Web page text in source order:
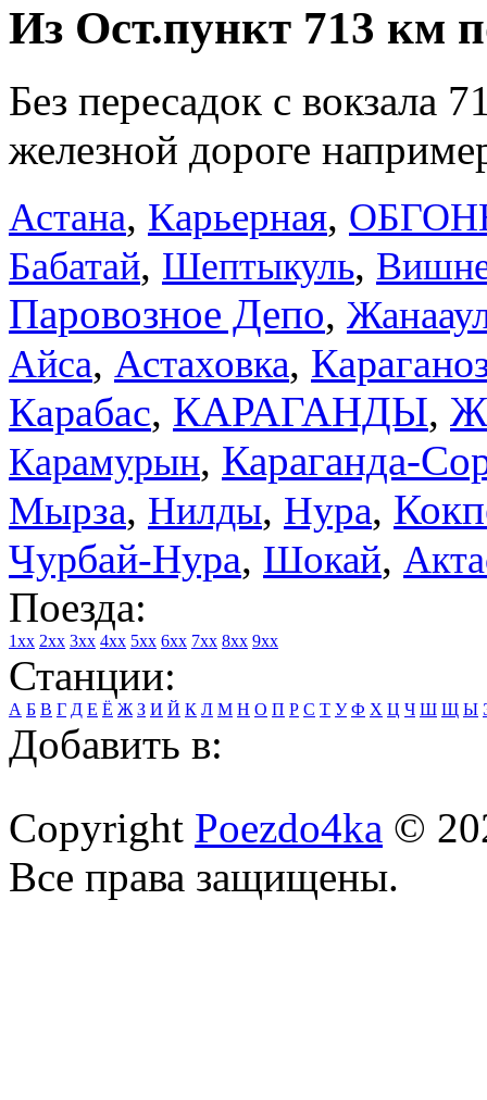
Из Ост.пункт 713 км
Без пересадок с вокзала
железной дороге
Астана, Карьерная,
Бабатай, Шептыкуль,
Паровозное Депо,
Айса, Астаховка,
Карабас, КАРАГАНДЫ,
Карамурын, Караганда-
Мырза, Нилды, Нура,
Чурбай-Нура, Шокай,
Поезда:
1xx 2xx 3xx 4xx 5xx 6xx 7xx 8xx 9xx
Станции:
А Б В Г Д Е Ё Ж З И Й К Л М Н О П Р С Т У Ф Х Ц Ч Ш Щ Ы
Добавить в:
Copyright Poezdo4ka ©
Все права защищены.